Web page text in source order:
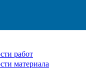
работ
материала